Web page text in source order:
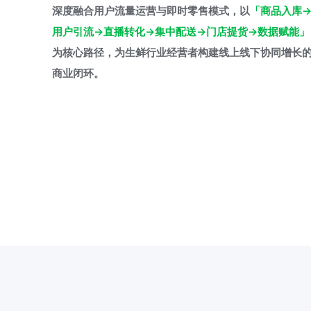
深度融合用户流量运营与即时零售模式，以 「商品入库→
用户引流→直播转化→集中配送→门店提货→数据赋能」
为核心路径，为生鲜行业经营者构建线上线下协同增长
商业闭环。